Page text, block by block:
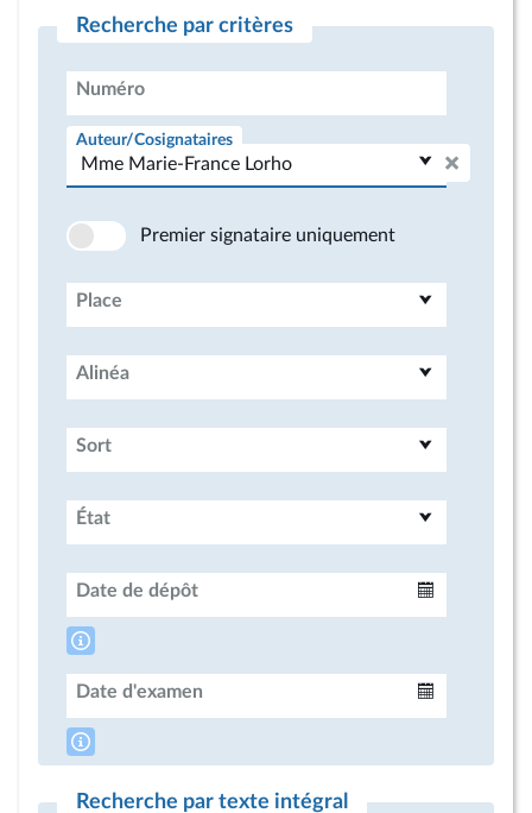
Recherche par critères
Numéro
Auteur/Cosignataires
Premier signataire uniquement
Place
Alinéa
Sort
État
Date de dépôt
Date d'examen
Recherche par texte intégral